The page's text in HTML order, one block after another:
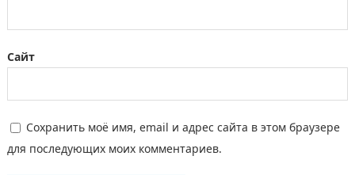
Сайт
Сохранить моё имя, email и адрес сайта в этом браузере
для последующих моих комментариев.